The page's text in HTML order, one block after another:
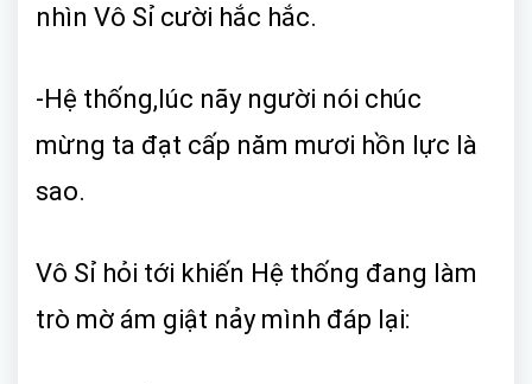
nhìn Vô Sỉ cười hắc hắc.
-Hệ thống,lúc nãy người nói chúc
mừng ta đạt cấp năm mươi hồn lực là
sao.
Vô Sỉ hỏi tới khiến Hệ thống đang làm
trò mờ ám giật nảy mình đáp lại: